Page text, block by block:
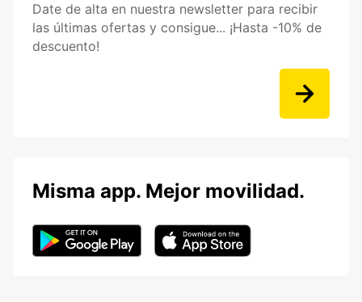
Date de alta en nuestra newsletter para recibir
las últimas ofertas y consigue... ¡Hasta -10% de
descuento!
Misma app. Mejor movilidad.